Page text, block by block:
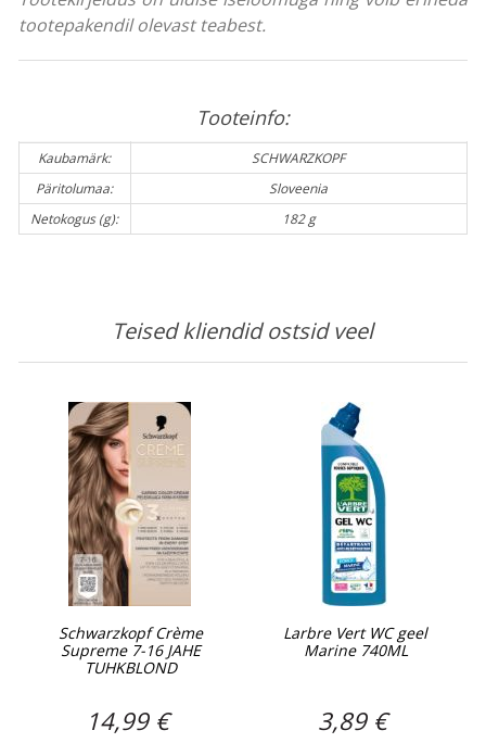
tootepakendil olevast teabest.
Tooteinfo:
Kaubamärk:
SCHWARZKOPF
Päritolumaa:
Sloveenia
Netokogus (g):
182 g
Teised kliendid ostsid veel
Schwarzkopf Crème
Supreme 7-16 JAHE
TUHKBLOND
14,99 €
Larbre Vert WC geel
Marine 740ML
3,89 €